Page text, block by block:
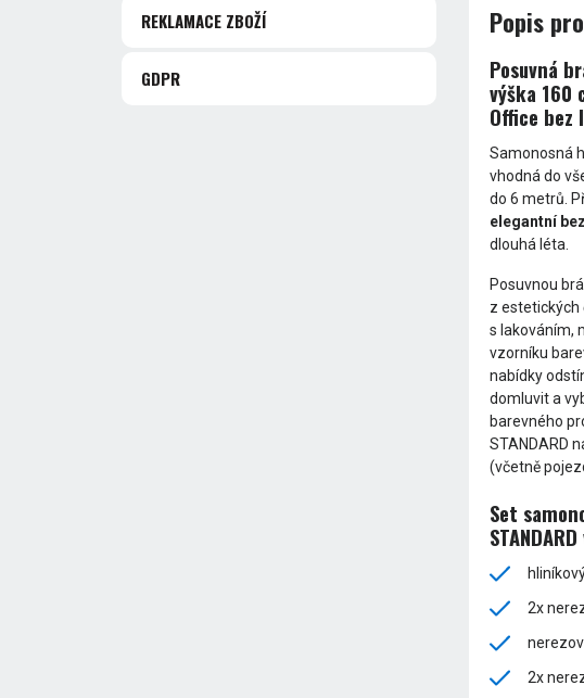
REKLAMACE ZBOŽÍ
GDPR
Popis
Posuvná
výška 160
Office bez
Samonosná
vhodná do
do 6 metrů.
elegantní
dlouhá léta.
Posuvnou
z estetických
s lakováním,
vzorníku
nabídky
domluvit a
barevného
STANDARD
(včetně
Set
2x
2x